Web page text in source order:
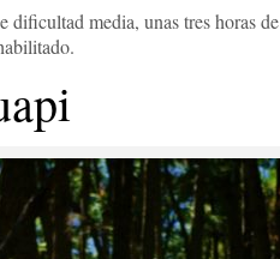
dificultad media, unas tres horas